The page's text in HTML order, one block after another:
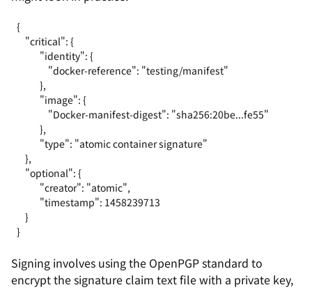
{
"critical": {
"identity": {
"docker-reference": "testing/manifest"
},
"image": {
"Docker-manifest-digest": "sha256:20be...fe55"
},
"type": "atomic container signature"
},
"optional": {
"creator": "atomic",
"timestamp": 1458239713
}
}
Signing involves using the OpenPGP standard to
encrypt the signature claim text file with a private key,